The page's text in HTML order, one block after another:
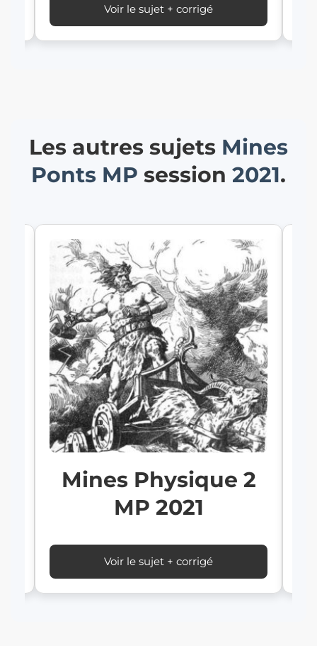
Voir le sujet + corrigé
Les autres sujets Mines
Ponts MP session 2021.
Mines Physique 2
MP 2021
Voir le sujet + corrigé